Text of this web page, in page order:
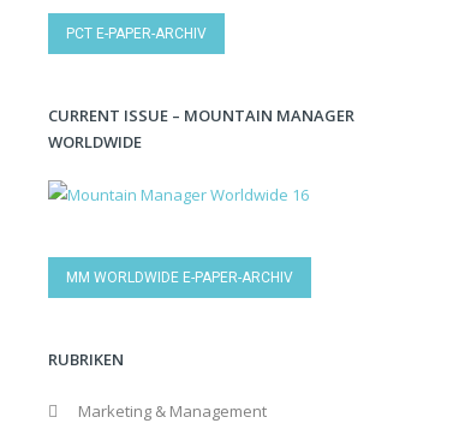
PCT E-PAPER-ARCHIV
CURRENT ISSUE – MOUNTAIN MANAGER
WORLDWIDE
MM WORLDWIDE E-PAPER-ARCHIV
RUBRIKEN
Marketing & Management